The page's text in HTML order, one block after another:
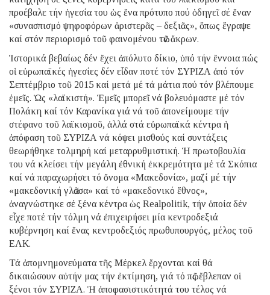
προέβαλε τήν ἡγεσία του ὡς ἕνα πρότυπο πού ὁδηγεῖ σέ ἕναν
«συνασπισμό ψηφοφόρων ἀριστερᾶς – δεξιᾶς», ὅπως ἔγραψε
καί στόν περιορισμό τοῦ φαινομένου τῶν ἄκρων.
Ἱστορικά βεβαίως δέν ἔχει ἀπόλυτο δίκιο, ὑπό τήν ἔννοια πώς
οἱ εὐρωπαϊκές ἡγεσίες δέν εἶδαν ποτέ τόν ΣΥΡΙΖΑ ἀπό τόν
Σεπτέμβριο τοῦ 2015 καί μετά μέ τά μάτια πού τόν βλέπουμε
ἐμεῖς. Ὡς «λαϊκιστή». Ἐμεῖς μπορεῖ νά βολευόμαστε μέ τόν
Πολάκη καί τόν Καρανίκα γιά νά τοῦ ἀπονείμουμε τήν
στέφανο τοῦ λαϊκισμοῦ, ἀλλά στά εὐρωπαϊκά κέντρα ἡ
ἀπόφαση τοῦ ΣΥΡΙΖΑ νά κόψει μισθούς καί συντάξεις
θεωρήθηκε τολμηρή καί μεταρρυθμιστική. Ἡ πρωτοβουλία
του νά κλείσει τήν μεγάλη ἐθνική ἐκκρεμότητα μέ τά Σκόπια
καί νά παραχωρήσει τό ὄνομα «Μακεδονία», μαζί μέ τήν
«μακεδονική γλῶσσα» καί τό «μακεδονικό ἔθνος»,
ἀναγνώστηκε σέ ξένα κέντρα ὡς Realpolitik, τήν ὁποία δέν
εἶχε ποτέ τήν τόλμη νά ἐπιχειρήσει μία κεντροδεξιά
κυβέρνηση καί ἕνας κεντροδεξιός πρωθυπουργός, μέλος τοῦ
ΕΛΚ.
Τά ἀπομνημονεύματα τῆς Μέρκελ ἔρχονται καί θά
δικαιώσουν αὐτήν μας τήν ἐκτίμηση, γιά τό πῶς ἔβλεπαν οἱ
ξένοι τόν ΣΥΡΙΖΑ. Ἡ ἀποφασιστικότητά του τέλος νά